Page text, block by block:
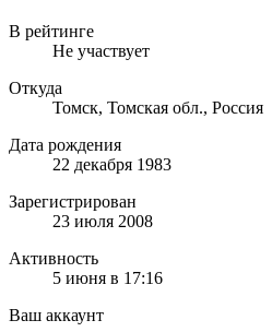
В рейтинге
Не участвует
Откуда
Томск, Томская обл., Россия
Дата рождения
22 декабря 1983
Зарегистрирован
23 июля 2008
Активность
5 июня в 17:16
Ваш аккаунт